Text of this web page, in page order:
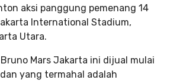
aksi panggung pemenang 14
International Stadium,
Utara.
Mars Jakarta ini dijual mulai
yang termahal adalah